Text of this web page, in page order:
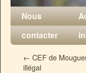
Nous
contacter
← CEF de
illégal